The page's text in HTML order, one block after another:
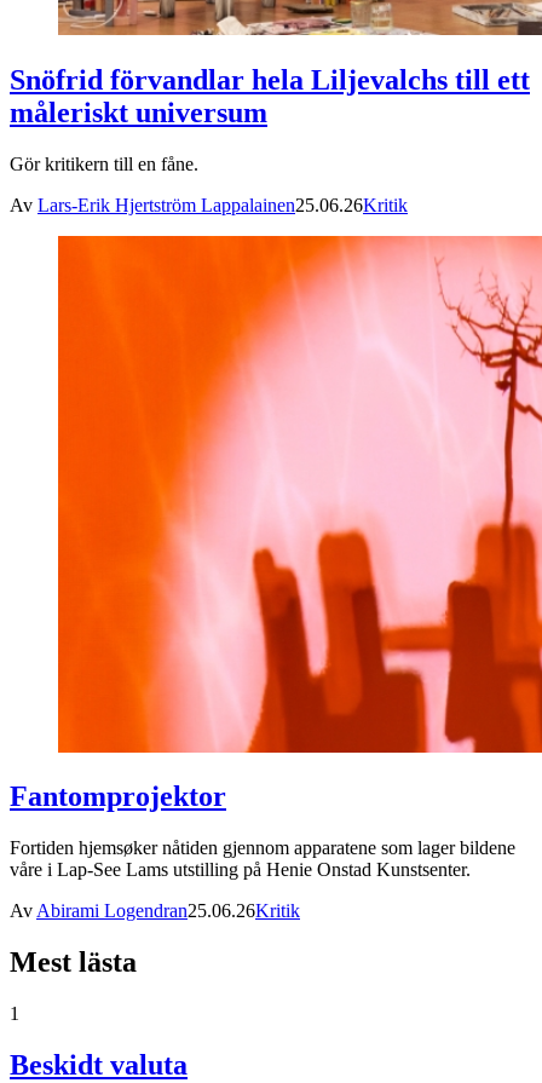
Snöfrid förvandlar hela Liljevalchs till ett
måleriskt universum
Gör kritikern till en fåne.
Av Lars-Erik Hjertström Lappalainen25.06.26Kritik
Fantomprojektor
Fortiden hjemsøker nåtiden gjennom apparatene som lager bildene
våre i Lap-See Lams utstilling på Henie Onstad Kunstsenter.
Av Abirami Logendran25.06.26Kritik
Mest lästa
1
Beskidt valuta